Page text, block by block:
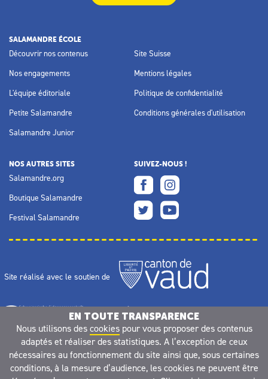
SALAMANDRE ÉCOLE
Découvrir nos contenus
Nos engagements
L'équipe éditoriale
Petite Salamandre
Salamandre Junior
Site Suisse
Mentions légales
Politique de confidentialité
Conditions générales d'utilisation
NOS AUTRES SITES
Salamandre.org
Boutique Salamandre
Festival Salamandre
SUIVEZ-NOUS !
Site réalisé avec le soutien de
EN TOUTE TRANSPARENCE
Nous utilisons des cookiespour vous proposer des contenus
adaptés et réaliser des statistiques. A l’exception de ceux
nécessaires au fonctionnement du site ainsi que, sous certaines
conditions, à la mesure d’audience, les cookies ne peuvent être